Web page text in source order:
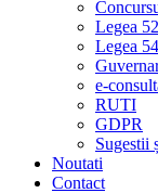
Legea
Legea
e-
RUTI
GDPR
Sugestii
Noutati
Contact